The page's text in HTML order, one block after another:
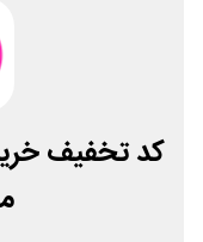
کد تخفیف